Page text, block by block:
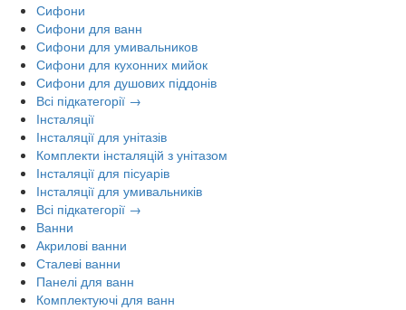
Сифони
Сифони для ванн
Сифони для умивальников
Сифони для кухонних мийок
Сифони для душових піддонів
Всі підкатегорії →
Інсталяції
Інсталяції для унітазів
Комплекти інсталяцій з унітазом
Інсталяції для пісуарів
Інсталяції для умивальників
Всі підкатегорії →
Ванни
Акрилові ванни
Сталеві ванни
Панелі для ванн
Комплектуючі для ванн